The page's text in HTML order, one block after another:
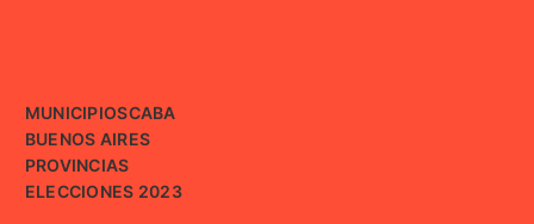
MUNICIPIOSCABA
BUENOS AIRES
PROVINCIAS
ELECCIONES 2023